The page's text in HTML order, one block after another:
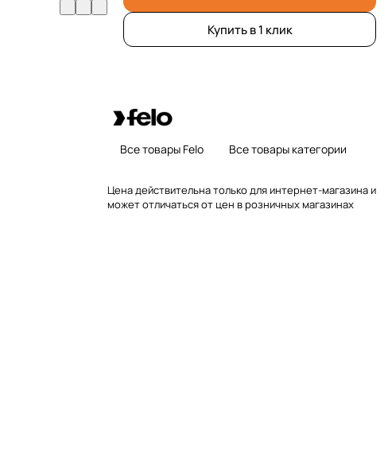
Купить в 1 клик
Все товары Felo Все товары категории
Цена действительна только для интернет-магазина и
может отличаться от цен в розничных магазинах